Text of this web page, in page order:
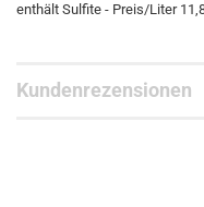
enthält Sulfite - Preis/Liter
Kundenrezensionen